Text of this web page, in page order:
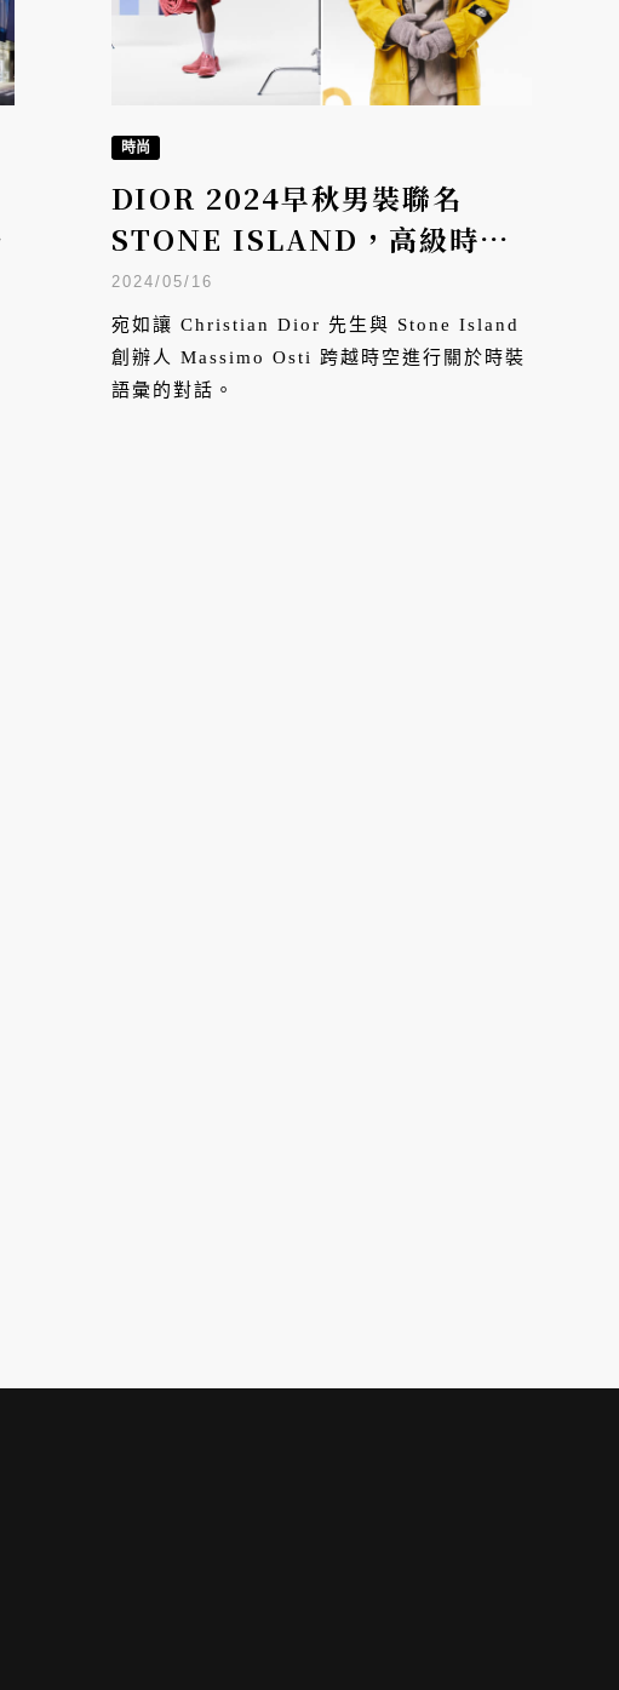
時尚
DIOR 2024早秋男裝聯名
STONE ISLAND，高級時裝
與軍事機能服的交融對話
2024/05/16
宛如讓 Christian Dior 先生與 Stone Island
創辦人 Massimo Osti 跨越時空進行關於時裝
語彙的對話。